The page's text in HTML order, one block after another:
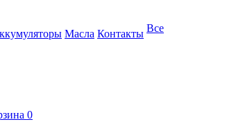
Масла Контакты Все
0